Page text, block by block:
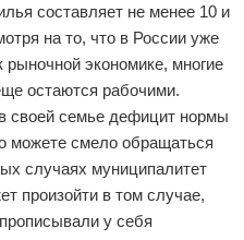
составляет не менее 10 и
на то, что в России уже
экономике, многие
остаются рабочими.
своей семье дефицит нормы
можете смело обращаться
случаях муниципалитет
произойти в том случае,
у себя